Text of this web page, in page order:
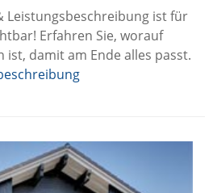
Leistungsbeschreibung ist für
Erfahren Sie, worauf
ist, damit am Ende alles passt.